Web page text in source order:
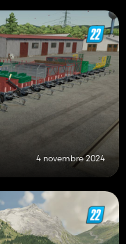
4 novembre 2024